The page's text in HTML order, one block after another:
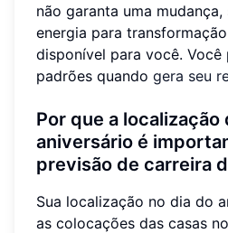
não garanta uma mudança,
energia para
disponível para você. Você
padrões quando gera seu
Por que a localização
aniversário é
previsão de carreira
Sua localização no dia do
as colocações das casas